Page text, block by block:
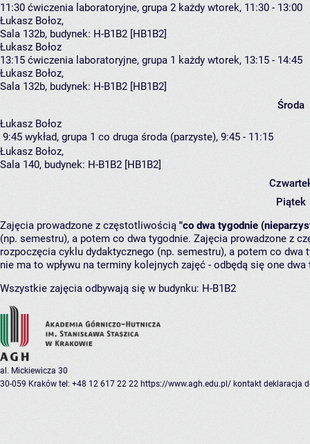
11:30 ćwiczenia laboratoryjne, grupa 2 każdy wtorek, 11:30 - 13:00
Łukasz Bołoz,
Sala 132b, budynek: H-B1B2 [HB1B2]
Łukasz Bołoz
13:15 ćwiczenia laboratoryjne, grupa 1 każdy wtorek, 13:15 - 14:45
Łukasz Bołoz,
Sala 132b, budynek: H-B1B2 [HB1B2]
Środa
Łukasz Bołoz
9:45 wykład, grupa 1 co druga środa (parzyste), 9:45 - 11:15
Łukasz Bołoz,
Sala 140, budynek: H-B1B2 [HB1B2]
Piątek
Zajęcia prowadzone z częstotliwością "co dwa tygodnie
(np. semestru), a potem co dwa tygodnie. Zajęcia prowadzone z
rozpoczęcia cyklu dydaktycznego (np. semestru), a potem co
nie ma to wpływu na terminy kolejnych zajęć - odbędą się one
Wszystkie zajęcia odbywają się w budynku: H-B1B2
al. Mickiewicza 30
30-059 Kraków tel: +48 12 617 22 22 https://www.agh.edu.pl/ kontakt deklaracja